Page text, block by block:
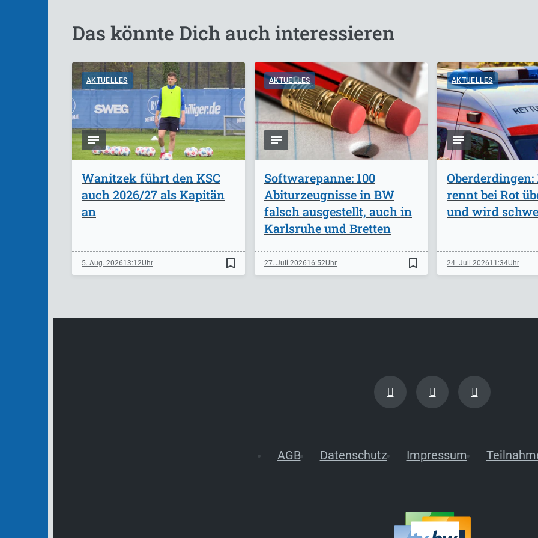
Das könnte Dich auch interessieren
AKTUELLES
Wanitzek führt den KSC
auch 2026/27 als Kapitän
an
5. Aug. 202613:12 bookmark_border
AKTUELLES
Softwarepanne: 100
Abiturzeugnisse in BW
falsch ausgestellt, auch in
Karlsruhe und Bretten
27. Juli 202616:52 bookmark_border
AKTUELLES
Oberderdingen:
rennt bei Rot
und wird
24. Juli 202611:34
AGB Datenschutz Impressum